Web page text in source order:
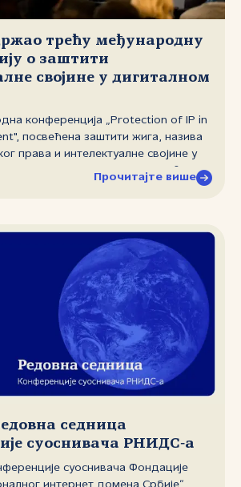
трећу међународну
о заштити
својине у дигиталном
конференција „Protection of IP in
посвећена заштити жига, назива
права и интелектуалне својине у
одржана је 27. априла 2026.
је реализацију догађаја.
Прочитајте више
седница
суоснивача РНИДС‑а
суоснивача Фондације